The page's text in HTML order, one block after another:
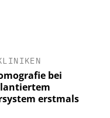
bei
erstmals